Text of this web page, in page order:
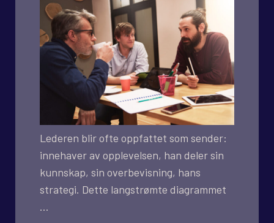
Lederen blir ofte oppfattet som sender:
innehaver av opplevelsen, han deler sin
kunnskap, sin overbevisning, hans
strategi. Dette langstrømte diagrammet
…